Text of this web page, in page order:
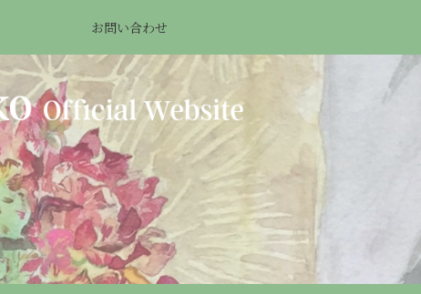
お問い合わせ